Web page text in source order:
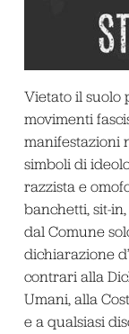
Vietato il suolo
movimenti
manifestazioni
simboli di
razzista e
banchetti, sit-
dal Comune
dichiarazione
contrari alla
Umani, alla
e a qualsiasi